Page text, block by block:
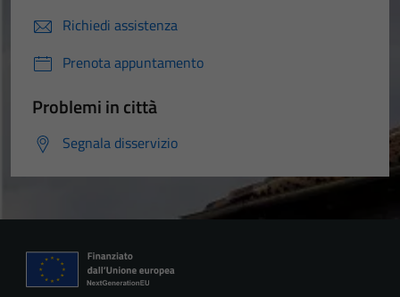
Richiedi assistenza
Prenota appuntamento
Problemi in città
Segnala disservizio